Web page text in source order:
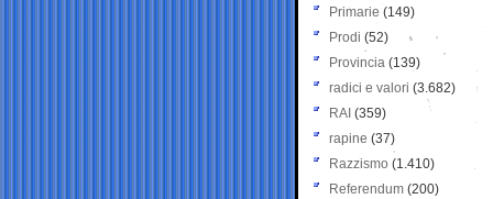
Primarie (149)
Prodi (52)
Provincia (139)
radici e valori (3.682)
RAI (359)
rapine (37)
Razzismo (1.410)
Referendum (200)